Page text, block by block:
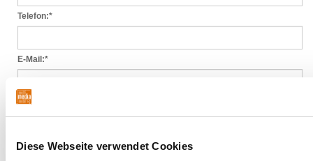
Diese Webseite verwendet Cookies
Telefon:*
E-Mail:*
voraussichtliche Anzahl Personen:
Mit Setzen des Häkchens im nebenstehenden Kontrollkästchen